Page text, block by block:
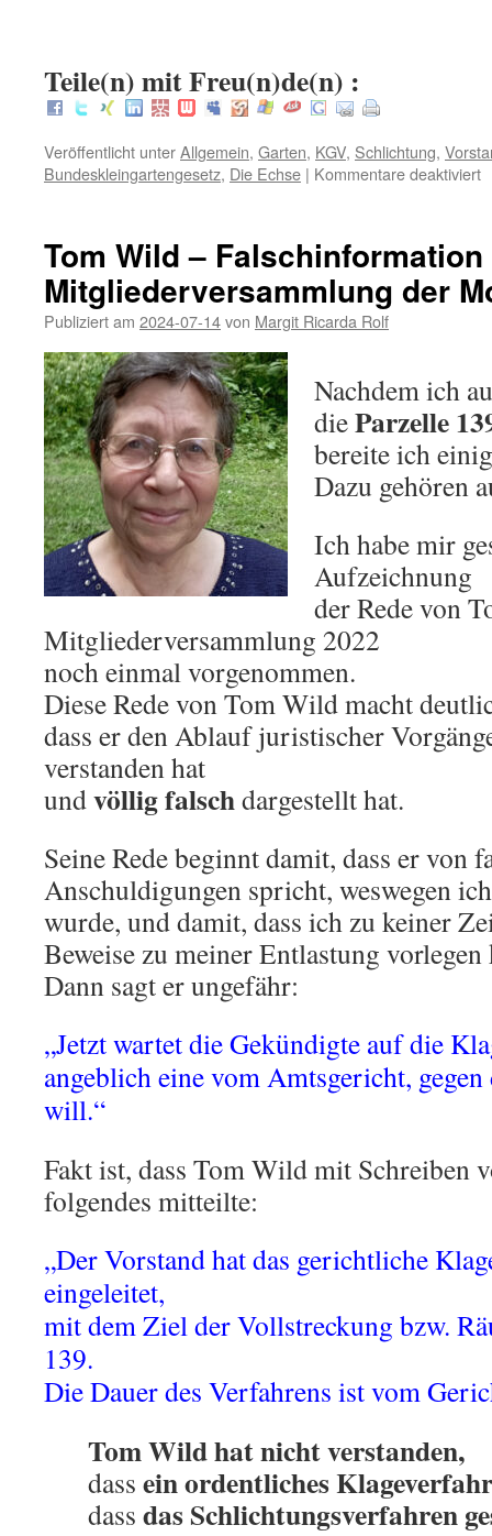
Teile(n) mit Freu(n)de(n) :
Veröffentlicht unterAllgemein, Garten, KGV, Schlichtung,
Bundeskleingartengesetz, Die Echse | Kommentare deaktiviert
–
Tom Wild –
Mitgliederversammlung der
Publiziert am 2024-07-14von Margit Ricarda Rolf
Nachdem ich
dieParzelle
bereite ich
Dazu gehören
Ich habe mir
Aufzeichnung
der Rede von
Mitgliederversammlung 2022
noch einmal vorgenommen.
Diese Rede von Tom Wild macht
dass er den Ablauf juristischer
verstanden hat
undvöllig falschdargestellt hat.
Seine Rede beginnt damit, dass er von
Anschuldigungen spricht, weswegen
wurde, und damit, dass ich zu keiner
Beweise zu meiner Entlastung vorlegen
Dann sagt er ungefähr:
„Jetzt wartet die Gekündigte auf die
angeblich eine vom Amtsgericht,
will.“
Fakt ist, dass Tom Wild mit Schreiben
folgendes mitteilte:
„Der Vorstand hat das gerichtliche
eingeleitet,
mit dem Ziel der Vollstreckung bzw.
139.
Die Dauer des Verfahrens ist vom
Tom Wild hat nicht verstanden,
dass ein ordentliches
dass das Schlichtungsverfahren